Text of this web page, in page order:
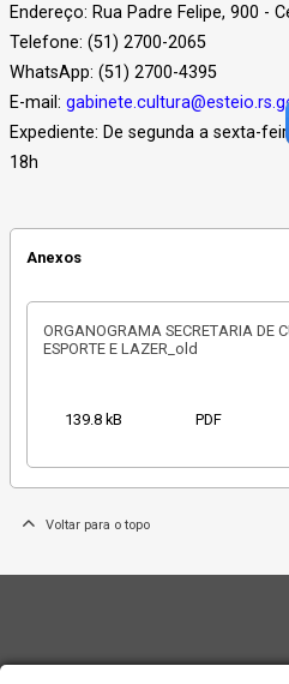
Endereço: Rua Padre Felipe, 900 -
Telefone: (51) 2700-2065
WhatsApp: (51) 2700-4395
E-mail:
Expediente: De segunda a sexta-
18h
Anexos
ORGANOGRAMA SECRETARIA DE
ESPORTE E LAZER_old
139.8 kB PDF
Voltar para o topo